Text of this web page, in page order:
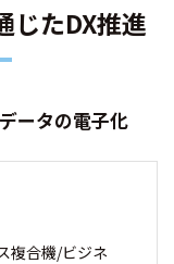
じたDX推進
ータの電子化
複合機/ビジネ